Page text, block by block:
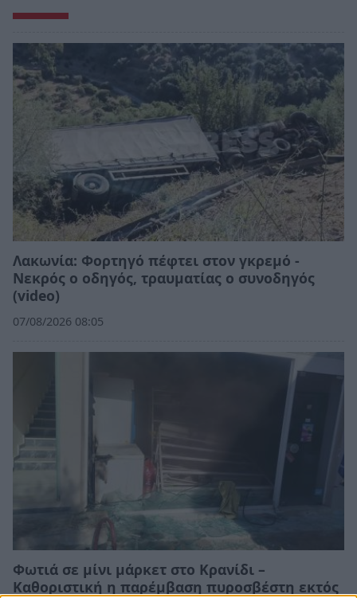
Λακωνία: Φορτηγό πέφτει στον γκρεμό -
Νεκρός ο οδηγός, τραυματίας ο συνοδηγός
(video)
07/08/2026 08:05
Φωτιά σε μίνι μάρκετ στο Κρανίδι –
Καθοριστική η παρέμβαση πυροσβέστη εκτός